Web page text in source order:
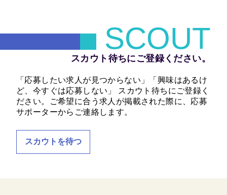
SCOUT
スカウト待ちにご登録ください。
「応募したい求人が見つからない」「興味はあるけ
ど、今すぐは応募しない」 スカウト待ちにご登録く
ださい。ご希望に合う求人が掲載された際に、応募
サポーターからご連絡します。
スカウトを待つ